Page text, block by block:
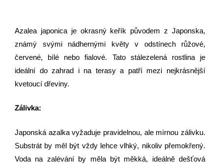
Azalea japonica je okrasný keřík původem z Japonska,
známý svými nádhernými květy v odstínech růžové,
červené, bílé nebo fialové. Tato stálezelená rostlina je
ideální do zahrad i na terasy a patří mezi nejkrásnější
kvetoucí dřeviny.
Zálivka:
Japonská azalka vyžaduje pravidelnou, ale mírnou zálivku.
Substrát by měl být vždy lehce vlhký, nikoliv přemokřený.
Voda na zalévání by měla být měkká, ideálně dešťová